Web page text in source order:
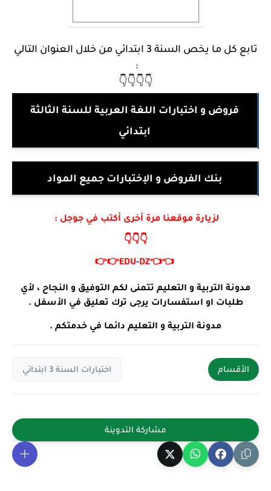
تابع كل ما يخص السنة 3 ابتدائي من خلال العنوان التالي
:
👇👇👇👇
فروض و اختبارات اللغة العربية للسنة الثالثة
ابتدائي
بنك الفروض و الإختبارات جميع المواد
لزيارة موقعنا مرة أخرى أكتب في جوجل :
👇👇👇
👈👈
EDU-DZ
👉👉
مدونة التربية و التعليم تتمنى لكم التوفيق و النجاح ، لأي
طلبات او استفسارات يرجى ترك تعليق في الأسفل .
مدونة التربية و التعليم دائما في خدمتكم .
الأقسام اختبارات السنة 3 ابتدائي